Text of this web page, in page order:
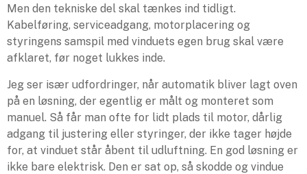
Men den tekniske del skal tænkes ind tidligt.
Kabelføring, serviceadgang, motorplacering og
styringens samspil med vinduets egen brug skal være
afklaret, før noget lukkes inde.
Jeg ser især udfordringer, når automatik bliver lagt oven
på en løsning, der egentlig er målt og monteret som
manuel. Så får man ofte for lidt plads til motor, dårlig
adgang til justering eller styringer, der ikke tager højde
for, at vinduet står åbent til udluftning. En god løsning er
ikke bare elektrisk. Den er sat op, så skodde og vindue